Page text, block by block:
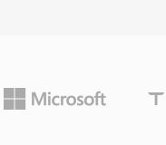
wskazowki
i adaptacyjnego